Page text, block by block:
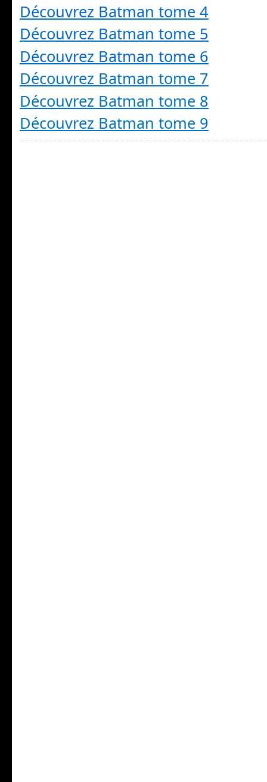
Découvrez Batman tome 4
Découvrez Batman tome 5
Découvrez Batman tome 6
Découvrez Batman tome 7
Découvrez Batman tome 8
Découvrez Batman tome 9